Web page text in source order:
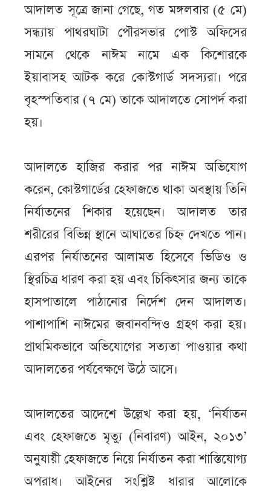
আদালত সূত্রে জানা গেছে, গত মঙ্গলবার (৫ মে)
সন্ধ্যায় পাথরঘাটা পৌরসভার পোস্ট অফিসের
সামনে থেকে নাঈম নামে এক কিশোরকে
ইয়াবাসহ আটক করে কোস্টগার্ড সদস্যরা। পরে
বৃহস্পতিবার (৭ মে) তাকে আদালতে সোপর্দ করা
হয়।
আদালতে হাজির করার পর নাঈম অভিযোগ
করেন, কোস্টগার্ডের হেফাজতে থাকা অবস্থায় তিনি
নির্যাতনের শিকার হয়েছেন। আদালত তার
শরীরের বিভিন্ন স্থানে আঘাতের চিহ্ন দেখতে পান।
এরপর নির্যাতনের আলামত হিসেবে ভিডিও ও
স্থিরচিত্র ধারণ করা হয় এবং চিকিৎসার জন্য তাকে
হাসপাতালে পাঠানোর নির্দেশ দেন আদালত।
পাশাপাশি নাঈমের জবানবন্দিও গ্রহণ করা হয়।
প্রাথমিকভাবে অভিযোগের সত্যতা পাওয়ার কথা
আদালতের পর্যবেক্ষণে উঠে আসে।
আদালতের আদেশে উল্লেখ করা হয়, ‘নির্যাতন
এবং হেফাজতে মৃত্যু (নিবারণ) আইন, ২০১৩’
অনুযায়ী হেফাজতে নিয়ে নির্যাতন করা শাস্তিযোগ্য
অপরাধ। আইনের সংশ্লিষ্ট ধারার আলোকে